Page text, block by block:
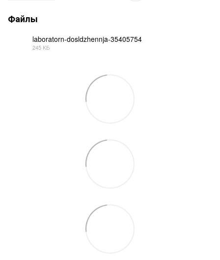
Файлы
laboratorn-dosldzhennja-35405754
245 КБ